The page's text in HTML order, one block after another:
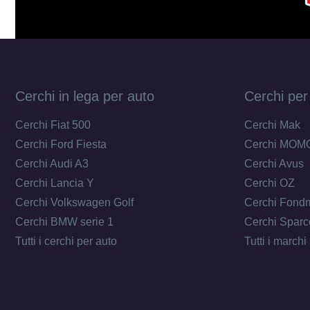
Cerchi in lega per auto
Cerchi Fiat 500
Cerchi Ford Fiesta
Cerchi Audi A3
Cerchi Lancia Y
Cerchi Volkswagen Golf
Cerchi BMW serie 1
Tutti i cerchi per auto
Cerchi
Cerchi Mak
Cerchi
Cerchi Avus
Cerchi OZ
Cerchi
Cerchi
Tutti i marchi